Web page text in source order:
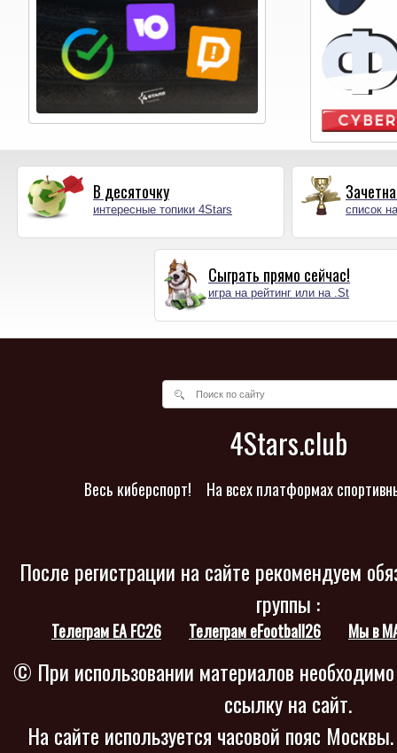
В десяточку
интересные топики 4Stars список
Сыграть прямо сейчас!
игра на рейтинг или на .St
4Stars.club
Весь киберспорт! На всех платформах
После регистрации на сайте рекомендуем
группы :
Телеграм EA FC26 Телеграм eFootball26 Мы в
© При использовании материалов
ссылку на сайт.
На сайте используется часовой пояс